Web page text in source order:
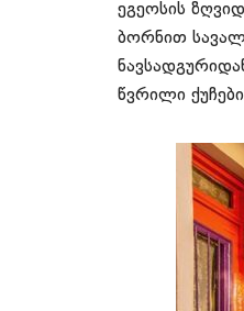
ეგეოსის
ბორნით სავალ
წვრილი